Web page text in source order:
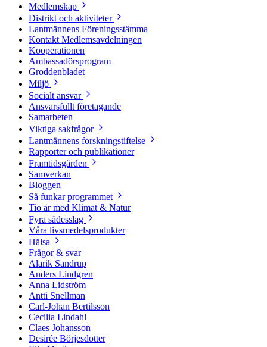
Medlemskap
Distrikt och aktiviteter
Lantmännens Föreningsstämma
Kontakt Medlemsavdelningen
Kooperationen
Ambassadörsprogram
Groddenbladet
Miljö
Socialt ansvar
Ansvarsfullt företagande
Samarbeten
Viktiga sakfrågor
Lantmännens forskningstiftelse
Rapporter och publikationer
Framtidsgården
Samverkan
Bloggen
Så funkar programmet
Tio år med Klimat & Natur
Fyra sädesslag
Våra livsmedelsprodukter
Hälsa
Frågor & svar
Alarik Sandrup
Anders Lindgren
Anna Lidström
Antti Snellman
Carl-Johan Bertilsson
Cecilia Lindahl
Claes Johansson
Desirée Börjesdotter